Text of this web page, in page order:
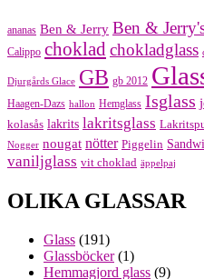
ananas Ben & Jerry Ben &
Calippo choklad chokladglass
Djurgårds Glace GB gb 2012
Haagen-Dazs hallon Hemglass Isglass
kolasås lakrits lakritsglass
Nogger nougat nötter Piggelin
vaniljglass vit choklad äppelpaj
OLIKA GLASSAR
Glass (191)
Glassböcker(1)
Hemmagjord glass (9)